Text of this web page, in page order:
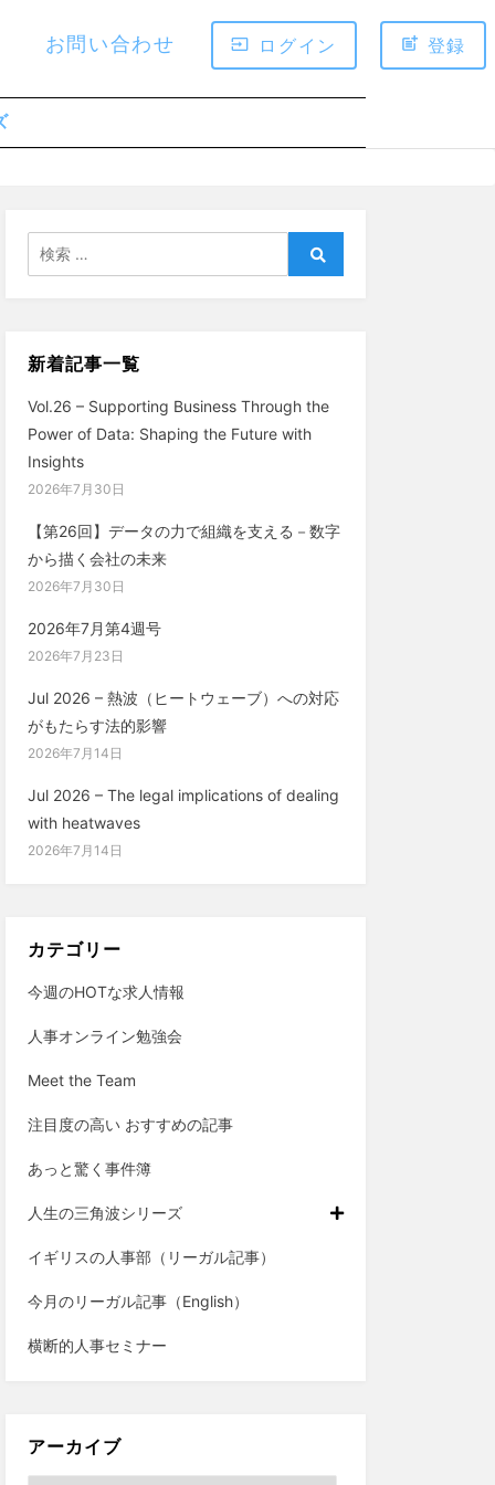
お問い合わせ ログイン 登録
索:
検
新着記事一覧
Vol.26 – Supporting Business Through the
Power of Data: Shaping the Future with
Insights
2026年7月30日
【第26回】データの力で組織を支える－数字
から描く会社の未来
2026年7月30日
2026年7月第4週号
2026年7月23日
Jul 2026 – 熱波（ヒートウェーブ）への対応
がもたらす法的影響
2026年7月14日
Jul 2026 – The legal implications of dealing
with heatwaves
2026年7月14日
カテゴリー
今週のHOTな求人情報
人事オンライン勉強会
Meet the Team
注目度の高い おすすめの記事
あっと驚く事件簿
人生の三角波シリーズ
イギリスの人事部（リーガル記事）
今月のリーガル記事（English）
横断的人事セミナー
アーカイブ